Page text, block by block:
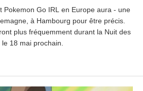
Pokemon Go IRL en Europe aura - une
à Hambourg pour être précis.
plus fréquemment durant la Nuit des
18 mai prochain.